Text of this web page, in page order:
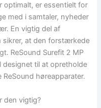
optimalt, er essentielt for
med i samtaler, nyheder
En vigtig del af
sikrer, at den forstærkede
ReSound Surefit 2 MP
designet til at opretholde
høreapparater.
den vigtig?